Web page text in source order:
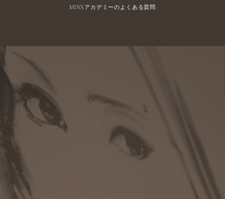
MINXアカデミーのよくある質問